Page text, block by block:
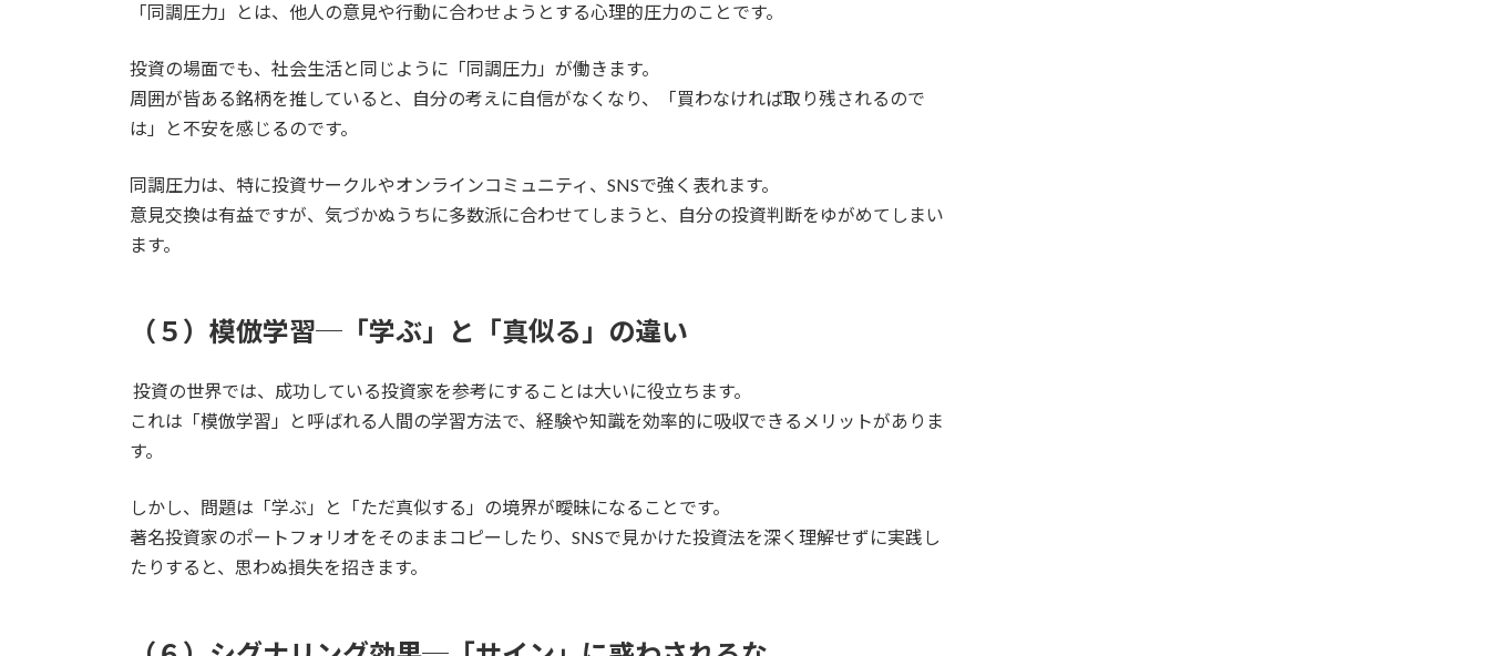
「同調圧力」とは、他人の意見や行動に合わせようとする心理的圧力のことです。
投資の場面でも、社会生活と同じように「同調圧力」が働きます。
周囲が皆ある銘柄を推していると、自分の考えに自信がなくなり、「買わなければ取り残されるので
は」と不安を感じるのです。
同調圧力は、特に投資サークルやオンラインコミュニティ、SNSで強く表れます。
意見交換は有益ですが、気づかぬうちに多数派に合わせてしまうと、自分の投資判断をゆがめてしまい
ます。
（５）模倣学習─「学ぶ」と「真似る」の違い
投資の世界では、成功している投資家を参考にすることは大いに役立ちます。
これは「模倣学習」と呼ばれる人間の学習方法で、経験や知識を効率的に吸収できるメリットがありま
す。
しかし、問題は「学ぶ」と「ただ真似する」の境界が曖昧になることです。
著名投資家のポートフォリオをそのままコピーしたり、SNSで見かけた投資法を深く理解せずに実践し
たりすると、思わぬ損失を招きます。